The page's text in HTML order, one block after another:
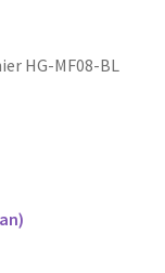
HG-MF08-BL